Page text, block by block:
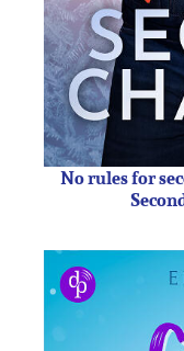
No rules for